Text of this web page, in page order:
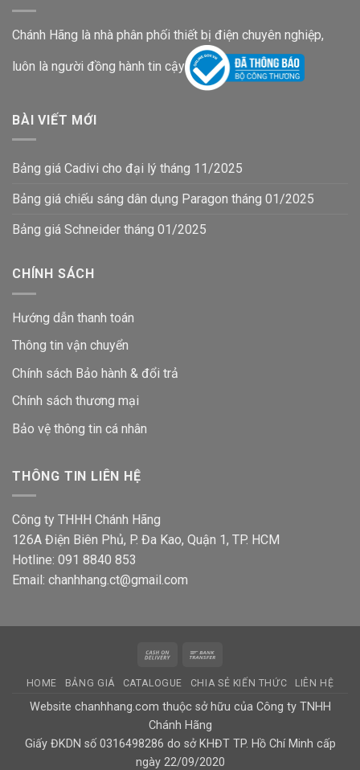
Chánh Hãng là nhà phân phối thiết bị điện chuyên nghiệp,
luôn là người đồng hành tin cậy
BÀI VIẾT MỚI
Bảng giá Cadivi cho đại lý tháng 11/2025
Bảng giá chiếu sáng dân dụng Paragon tháng 01/2025
Bảng giá Schneider tháng 01/2025
CHÍNH SÁCH
Hướng dẫn thanh toán
Thông tin vận chuyển
Chính sách Bảo hành & đổi trả
Chính sách thương mại
Bảo vệ thông tin cá nhân
THÔNG TIN LIÊN HỆ
Công ty THHH Chánh Hãng
126A Điện Biên Phủ, P. Đa Kao, Quận 1, TP. HCM
Hotline: 091 8840 853
Email: chanhhang.ct@gmail.com
Cash
Delivery
HOME BẢNG GIÁ CATALOGUE CHIA SẺ KIẾN THỨC LIÊN HỆ
Website chanhhang.com thuộc sở hữu của Công ty TNHH
Chánh Hãng
Giấy ĐKDN số 0316498286 do sở KHĐT TP. Hồ Chí Minh cấp
ngày 22/09/2020